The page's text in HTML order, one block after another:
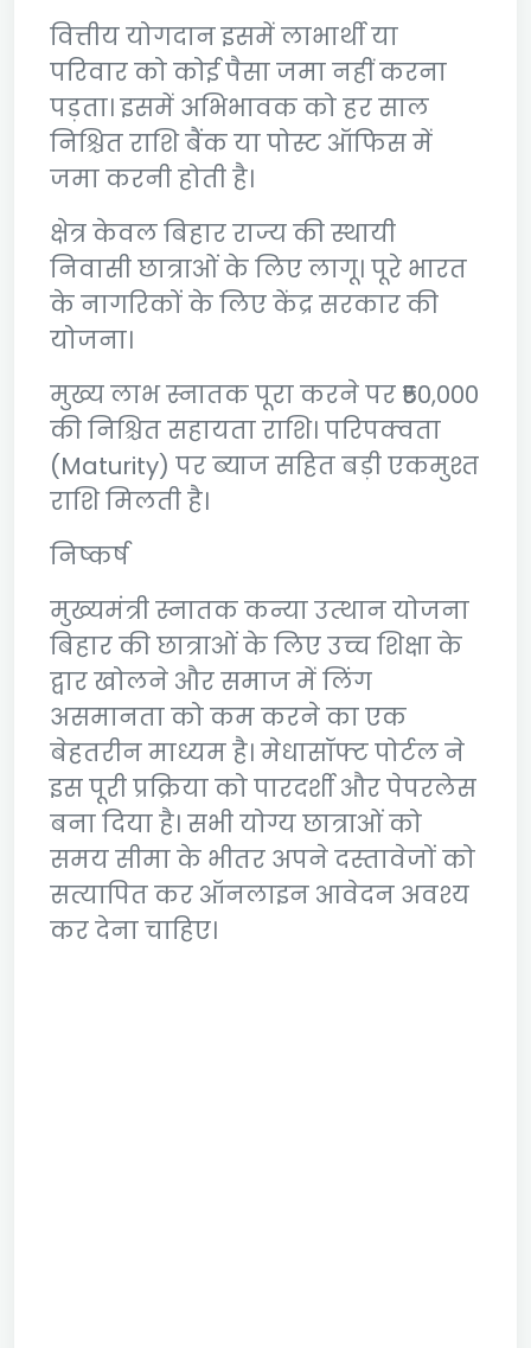
वित्तीय योगदान इसमें लाभार्थी या
परिवार को कोई पैसा जमा नहीं करना
पड़ता। इसमें अभिभावक को हर साल
निश्चित राशि बैंक या पोस्ट ऑफिस में
जमा करनी होती है।
क्षेत्र केवल बिहार राज्य की स्थायी
निवासी छात्राओं के लिए लागू। पूरे भारत
के नागरिकों के लिए केंद्र सरकार की
योजना।
मुख्य लाभ स्नातक पूरा करने पर ₹50,000
की निश्चित सहायता राशि। परिपक्वता
(Maturity) पर ब्याज सहित बड़ी एकमुश्त
राशि मिलती है।
निष्कर्ष
मुख्यमंत्री स्नातक कन्या उत्थान योजना
बिहार की छात्राओं के लिए उच्च शिक्षा के
द्वार खोलने और समाज में लिंग
असमानता को कम करने का एक
बेहतरीन माध्यम है। मेधासॉफ्ट पोर्टल ने
इस पूरी प्रक्रिया को पारदर्शी और पेपरलेस
बना दिया है। सभी योग्य छात्राओं को
समय सीमा के भीतर अपने दस्तावेजों को
सत्यापित कर ऑनलाइन आवेदन अवश्य
कर देना चाहिए।